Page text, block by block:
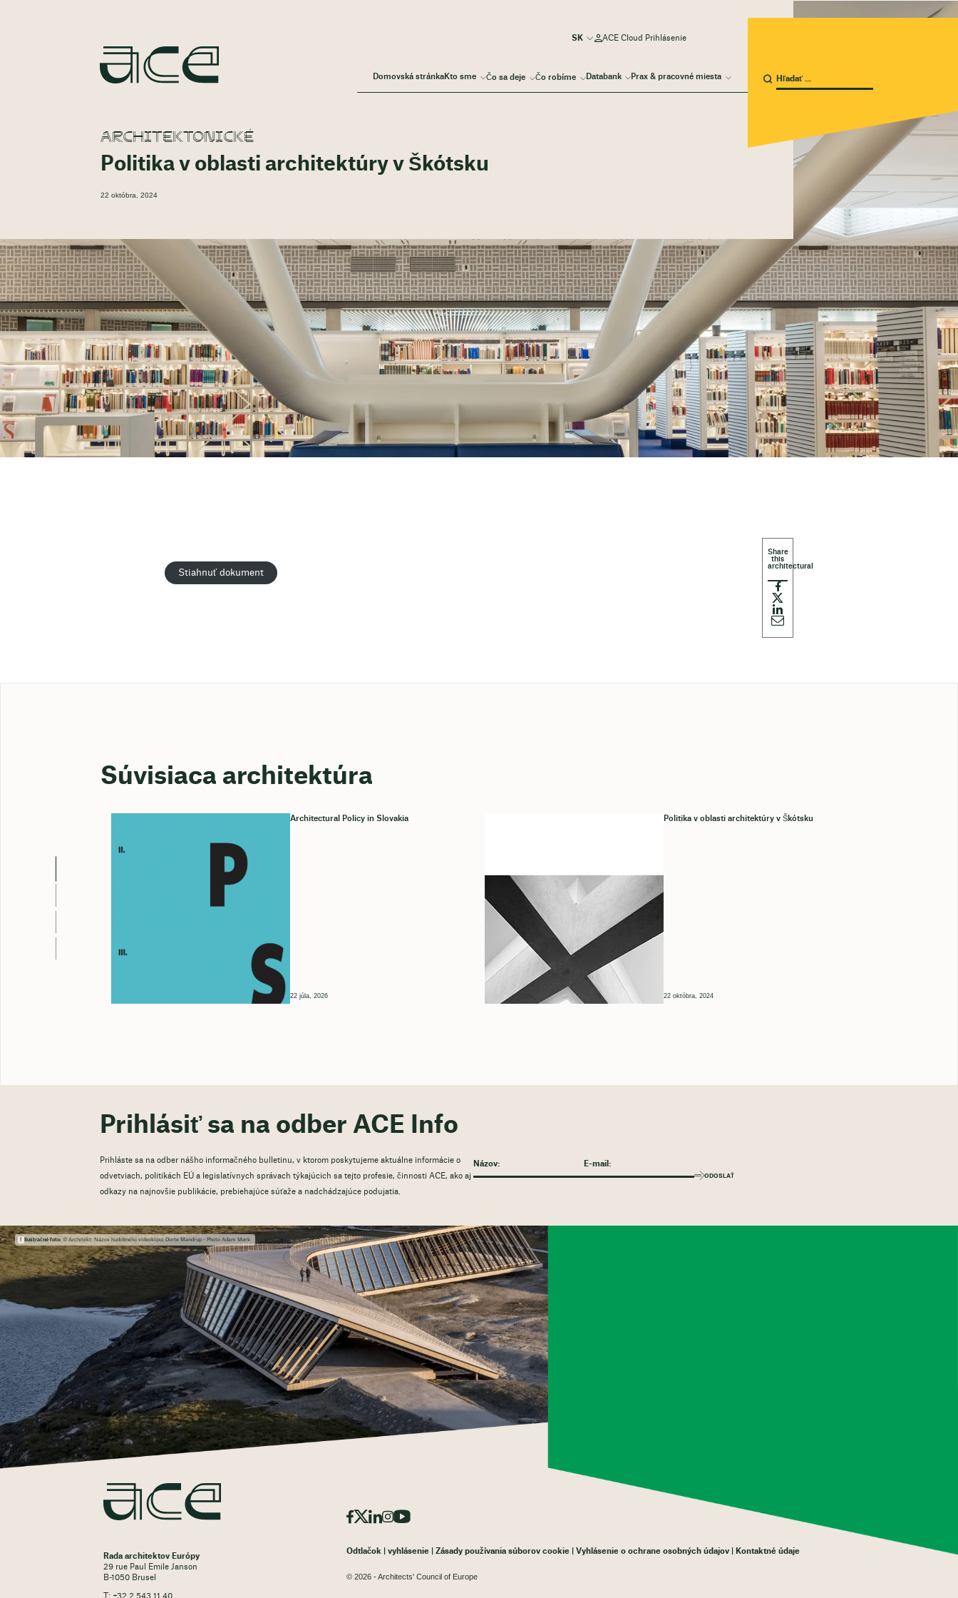
Domovská stránkaKto sme Čo sa deje Čo robíme Databank Prax & pracovné miesta
ACE Cloud Prihlásenie
ARCHITEKTONICKÉ
Politika v oblasti architektúry v Škótsku
22 októbra, 2024
Stiahnuť dokument
Súvisiaca architektúra
Architectural Policy in Slovakia
22 júla, 2026
Politika v oblasti architektúry v Škótsku
22 októbra, 2024
Prihlásiť sa na odber ACE Info
Prihláste sa na odber nášho informačného bulletinu, v ktorom poskytujeme aktuálne informácie o
odvetviach, politikách EÚ a legislatívnych správach týkajúcich sa tejto profesie, činnosti ACE, ako aj
odkazy na najnovšie publikácie, prebiehajúce súťaže a nadchádzajúce podujatia.
ODOSLAŤ
Ilustračné foto:© Architekt: Názov hudobného videoklipu: Dorte Mandrup - Photo Adam Mørk
Rada architektov Európy
29 rue Paul Emile Janson
B-1050 Brusel
T: +32 2 543 11 40
Odtlačok vyhlásenie Zásady používania súborov cookie Vyhlásenie o ochrane osobných údajov Kontaktné údaje
© 2026 - Architects' Council of Europe